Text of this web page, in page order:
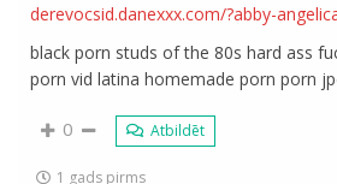
derevocsid.danexxx.com/?abby-
black porn studs of the 80s hard ass
porn vid latina homemade porn porn
0 Atbildēt
1 gads pirms